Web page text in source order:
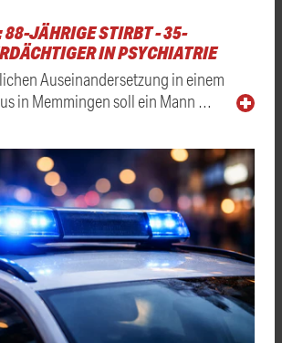
JÄHRIGE STIRBT - 35-
IN PSYCHIATRIE
Auseinandersetzung in einem
in Memmingen soll ein Mann …